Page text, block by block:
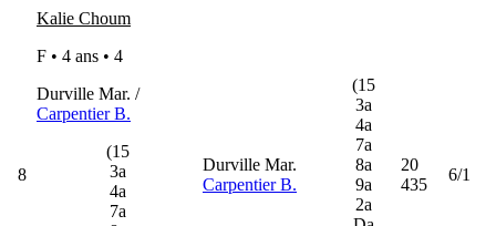
8
Kalie Choum
F • 4 ans • 4
Durville Mar. /
Carpentier B.
(15
3a
4a
7a
Durville Mar.
Carpentier B.
(15
3a
4a
7a
8a
9a
2a
20
435
6/1